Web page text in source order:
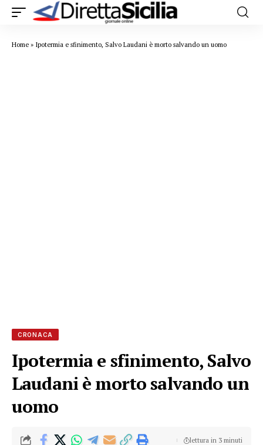
Home » Ipotermia e sfinimento, Salvo Laudani è morto salvando un uomo
CRONACA
Ipotermia e sfinimento, Salvo
Laudani è morto salvando un
uomo
lettura in 3 minuti